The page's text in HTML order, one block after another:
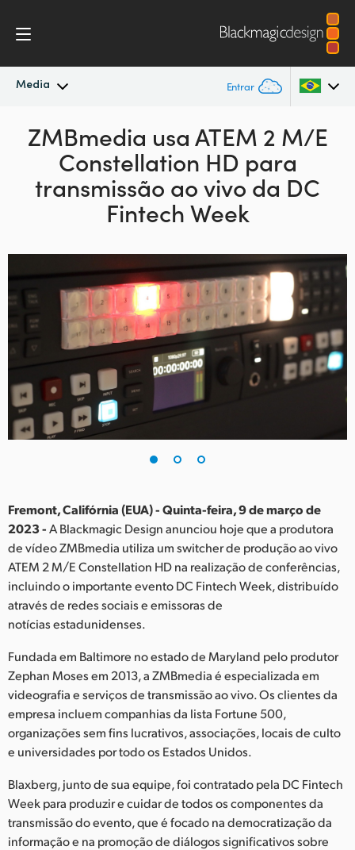
Media Entrar
Novidades
Arquivo
Imagens para Imprensa
Argentina
Australia
Austria
Canada
China
Denmark
Finland
France
Germany
India
Italy
Japan
Korea
Malaysia
Netherlands
New Zealand
Norway
Poland
ZMBmedia usaATEM 2 M/E
Constellation HD para
transmissão ao vivo da DC
Fintech Week
Fremont, Califórnia (EUA) - Quinta-feira, 9 de março de
2023 -A Blackmagic Design anunciou hoje que a produtora
de vídeo ZMBmedia utiliza um switcher de produção ao vivo
ATEM 2 M/E Constellation HD na realização de conferências,
incluindo o importante evento DC Fintech Week, distribuído
através de redes sociais e emissoras de
notícias estadunidenses.
Fundada em Baltimore no estado de Maryland pelo produtor
Zephan Moses em 2013, a ZMBmedia é especializada em
videografia e serviços de transmissão ao vivo. Os clientes da
empresa incluem companhias da lista Fortune 500,
organizações sem fins lucrativos, associações, locais de culto
e universidades por todo os Estados Unidos.
Blaxberg, junto de sua equipe, foi contratado pela DC Fintech
Week para produzir e cuidar de todos os componentes da
transmissão do evento, que é focado na democratização da
informação e na promoção de diálogos significativos sobre